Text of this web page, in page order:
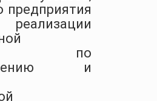
предприятия
по
и